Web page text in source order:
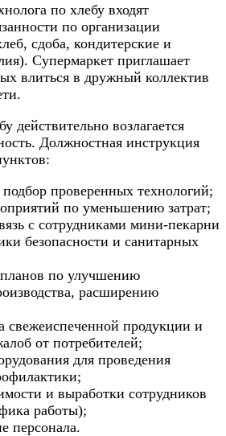
по хлебу входят
по организации
сдоба, кондитерские и
Супермаркет приглашает
влиться в дружный коллектив
действительно возлагается
Должностная инструкция
подбор проверенных технологий;
по уменьшению затрат;
с сотрудниками мини-пекарни
безопасности и санитарных
планов по улучшению
расширению
свежеиспеченной продукции и
от потребителей;
для проведения
и выработки сотрудников
работы);
персонала.